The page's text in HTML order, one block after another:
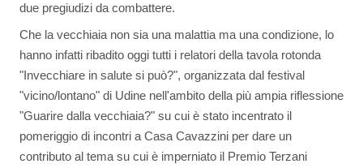
due pregiudizi da combattere.
Che la vecchiaia non sia una malattia ma una condizione, lo
hanno infatti ribadito oggi tutti i relatori della tavola rotonda
"Invecchiare in salute si può?", organizzata dal festival
"vicino/lontano" di Udine nell'ambito della più ampia riflessione
"Guarire dalla vecchiaia?" su cui è stato incentrato il
pomeriggio di incontri a Casa Cavazzini per dare un
contributo al tema su cui è imperniato il Premio Terzani